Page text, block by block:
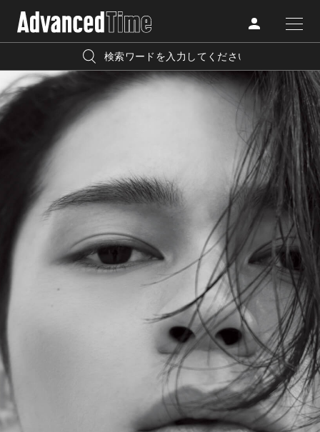
FASHION
BEAUTY
TRAVEL
LIFESTYLE
AdvancedClub
『AdvancedTime』は、自由でしなやかに生きるハイエンド
な大人達におくる、スペシャルイシュー満載のメディア。
高感度なファッション、カルチャーに溺愛、未知の幅広い
教養を求め、今までの人生で積んだ経験、知見を余裕をも
って楽しみながら、進化するソーシャルに寄り添いたい。
何かに縛られていた時間から解き放たれつつある世代の
ライフスタイルを豊かに彩る『AdvancedTime』が発信する
情報をさらに充実し、より速やかに、活用できる
「AdvancedClub」会員組織を設けました。
「AdvancedClub」会員に登録すると、プレゼント応募情報
の一覧、プレミアムな会員限定イベント、ブランドのエクス
クルーシブアイテムの紹介など、特別なコンテンツ情報を
メールマガジンでお届け致します。更に『AdvancedTime』
人気の検索キーワード
宿泊 プレゼント
インテリア
美白 アイメイク